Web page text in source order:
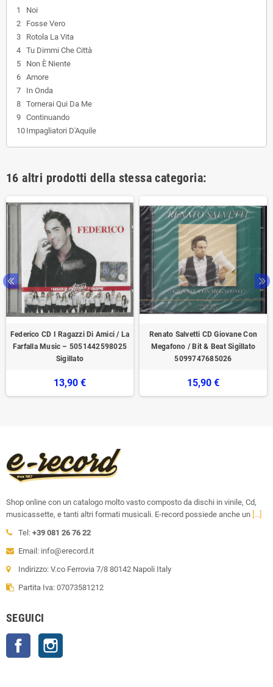
1
Noi
2
Fosse Vero
3
Rotola La Vita
4 Tu Dimmi Che Città
5
Non È Niente
6 Amore
7
In Onda
8 Tornerai Qui Da Me
9 Continuando
10 Impagliatori D'Aquile
16 altri prodotti della stessa categoria:
Federico CD I Ragazzi Di Amici / La
Farfalla Music – 5051442598025
Sigillato
13,90 €
Renato Salvetti CD Giovane Con
Megafono / Bit & Beat ‎Sigillato
5099747685026
15,90 €
Shop online con un catalogo molto vasto composto da dischi in vinile, Cd,
musicassette, e tanti altri formati musicali. E-record possiede anche un [...]
Tel: +39 081 26 76 22
Email: info@erecord.it
Indirizzo: V.co Ferrovia 7/8 80142 Napoli Italy
Partita Iva: 07073581212
SEGUICI
Facebook